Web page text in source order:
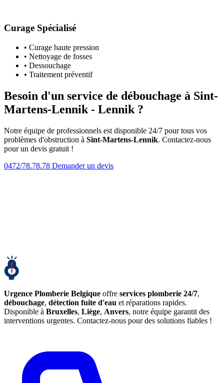
Curage Spécialisé
• Curage haute pression
• Nettoyage de fosses
• Dessouchage
• Traitement préventif
Besoin d'un service de débouchage à Sint-
Martens-Lennik - Lennik ?
Notre équipe de professionnels est disponible 24/7 pour tous vos
problèmes d'obstruction à Sint-Martens-Lennik. Contactez-nous
pour un devis gratuit !
0472/78.78.78 Demander un devis
Urgence Plomberie Belgique offre services plomberie 24/7,
débouchage, détection fuite d'eau et réparations rapides.
Disponible à Bruxelles, Liège, Anvers, notre équipe garantit des
interventions urgentes. Contactez-nous pour des solutions fiables !